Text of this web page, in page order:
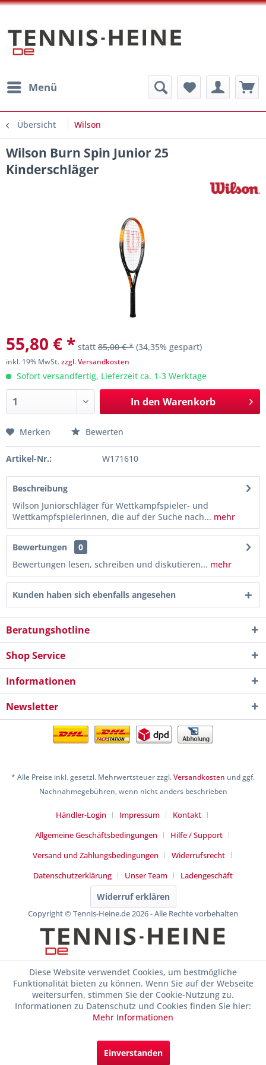
Menü
Übersicht Wilson
Wilson Burn Spin Junior 25
Kinderschläger
55,80 € * statt 85,00 € * (34,35% gespart)
inkl. 19% MwSt.zzgl. Versandkosten
Sofort versandfertig, Lieferzeit ca. 1-3 Werktage
In den Warenkorb
Merken Bewerten
Artikel-Nr.: W171610
Beschreibung
Wilson Juniorschläger für Wettkampfspieler- und
Wettkampfspielerinnen, die auf der Suche nach... mehr
Bewertungen
0
Bewertungen lesen, schreiben und diskutieren... mehr
Kunden haben sich ebenfalls angesehen
Beratungshotline
Shop Service
Informationen
Newsletter
* Alle Preise inkl. gesetzl. Mehrwertsteuer zzgl.Versandkosten und ggf.
Nachnahmegebühren, wenn nicht anders beschrieben
Händler-Login Impressum
Kontakt
Allgemeine Geschäftsbedingungen
Hilfe / Support
Versand und Zahlungsbedingungen
Widerrufsrecht
Datenschutzerklärung
Unser Team Ladengeschäft
Widerruf erklären
Copyright © Tennis-Heine.de 2026 - Alle Rechte vorbehalten
Diese Website verwendet Cookies, um bestmögliche
Funktionalität bieten zu können. Wenn Sie auf der Webseite
weitersurfen, stimmen Sie der Cookie-Nutzung zu.
Informationen zu Datenschutz und Cookies finden Sie hier:
Mehr Informationen
Einverstanden